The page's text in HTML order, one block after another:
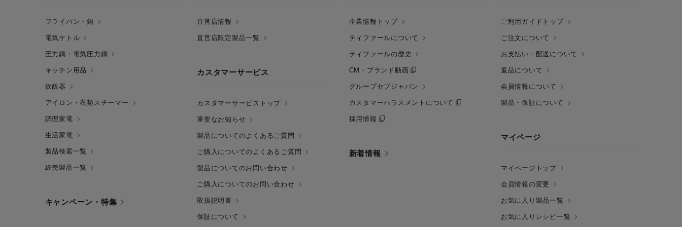
フライパン・鍋
電気ケトル
圧力鍋・電気圧力鍋
キッチン用品
炊飯器
アイロン・衣類スチーマー
調理家電
生活家電
製品検索一覧
終売製品一覧
キャンペーン・特集
直営店情報
直営店限定製品一覧
カスタマーサービス
カスタマーサービストップ
重要なお知らせ
製品についてのよくあるご質問
ご購入についてのよくあるご質問
製品についてのお問い合わせ
ご購入についてのお問い合わせ
取扱説明書
保証について
企業情報トップ
ティファールについて
ティファールの歴史
CM・ブランド動画
グループセブジャパン
カスタマーハラスメントについて
採用情報
新着情報
ご利用ガイドトップ
ご注文について
お支払い・配送について
返品について
会員情報について
製品・保証について
マイページ
マイページトップ
会員情報の変更
お気に入り製品一覧
お気に入りレシピ一覧